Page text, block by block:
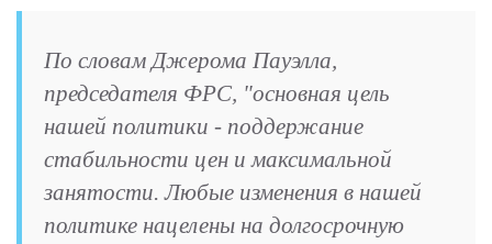
По словам Джеромa Пауэлла,
председателя ФРС, "основная цель
нашей политики - поддержание
стабильности цен и максимальной
занятости. Любые изменения в нашей
политике нацелены на долгосрочную